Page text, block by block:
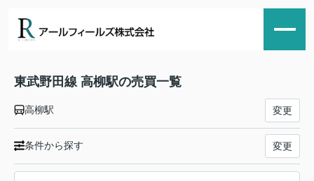
東武野田線 高柳駅の売買一覧
高柳駅 変更
条件から探す 変更